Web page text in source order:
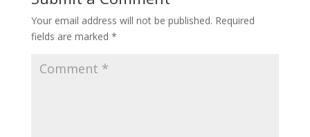
Your email address will not be published. Required
fields are marked *